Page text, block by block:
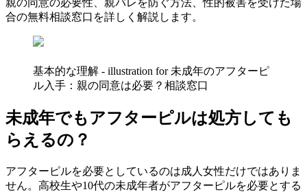
合の無料相談窓口を詳しく解説します。
基本的な理解 - illustration for 未成年のアフターピ
ル入手：親の同意は必要？相談窓口
未成年でもアフターピルは処方しても
らえるの？
アフターピルを必要としているのは成人女性だけではありま
せん。高校生や10代の未成年者がアフターピルを必要とする